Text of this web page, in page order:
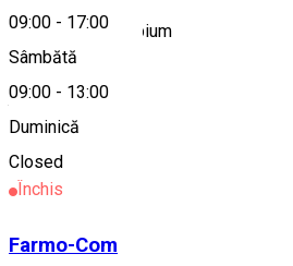
09:00 - 17:00
Sâmbătă
09:00 - 13:00
Duminică
Closed
Farmacie Euphorbium
Alte sugestii
Farmacie
Închis
Farmo-Com